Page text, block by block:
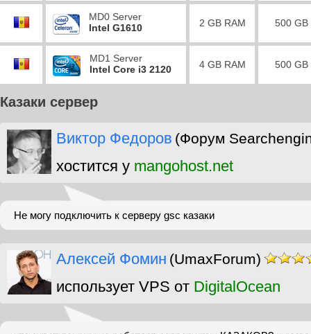
MD0 Server
Intel G1610
2 GB RAM 500 GB
MD1 Server
Intel Core i3 2120
4 GB RAM 500 GB
Казаки сервер
Виктор Федоров (Форум
хостится у mangohost.net
Не могу подключить к серверу gsc казаки
Алексей Фомин (UmaxForum)
использует VPS от DigitalOcean